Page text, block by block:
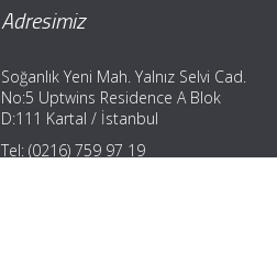
Adresimiz
Soğanlık Yeni Mah. Yalnız Selvi Cad.
No:5 Uptwins Residence A Blok
D:111 Kartal / İstanbul
Tel: (0216) 759 97 19